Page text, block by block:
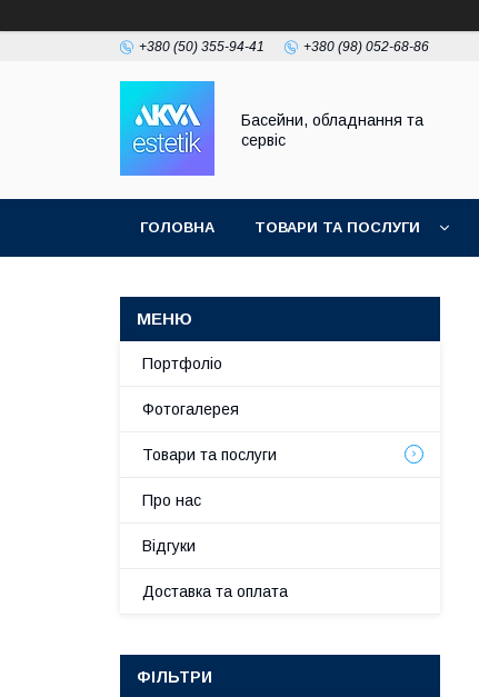
+380 (50) 355-94-41 +380 (98) 052-68-86
Басейни, обладнання та
сервіс
ГОЛОВНА ТОВАРИ ТА ПОСЛУГИ
Портфоліо
Фотогалерея
Товари та послуги
Про нас
Відгуки
Доставка та оплата
ФІЛЬТРИ